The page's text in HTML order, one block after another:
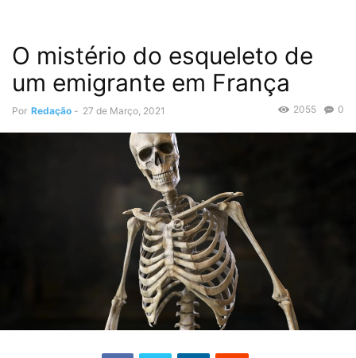
O mistério do esqueleto de
um emigrante em França
Por Redação - 27 de Março, 2021 0
2055